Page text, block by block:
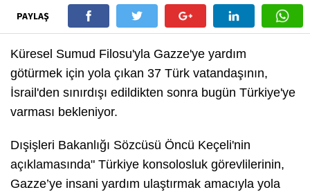
PAYLAŞ
Küresel Sumud Filosu'yla Gazze'ye yardım
götürmek için yola çıkan 37 Türk vatandaşının,
İsrail'den sınırdışı edildikten sonra bugün Türkiye'ye
varması bekleniyor.
Dışişleri Bakanlığı Sözcüsü Öncü Keçeli'nin
açıklamasında" Türkiye konsolosluk görevlilerinin,
Gazze’ye insani yardım ulaştırmak amacıyla yola